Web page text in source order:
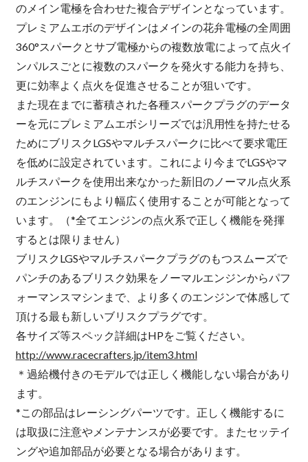
のメイン電極を合わせた複合デザインとなっています。
プレミアムエボのデザインはメインの花弁電極の全周囲
360°スパークとサブ電極からの複数放電によって点火イ
ンパルスごとに複数のスパークを発火する能力を持ち、
更に効率よく点火を促進させることが狙いです。
また現在までに蓄積された各種スパークプラグのデータ
ーを元にプレミアムエボシリーズでは汎用性を持たせる
ためにブリスクLGSやマルチスパークに比べて要求電圧
を低めに設定されています。これにより今までLGSやマ
ルチスパークを使用出来なかった新旧のノーマル点火系
のエンジンにもより幅広く使用することが可能となって
います。（*全てエンジンの点火系で正しく機能を発揮
するとは限りません）
ブリスクLGSやマルチスパークプラグのもつスムーズで
パンチのあるブリスク効果をノーマルエンジンからパフ
ォーマンスマシンまで、より多くのエンジンで体感して
頂ける最も新しいブリスクプラグです。
各サイズ等スペック詳細はHPをご覧ください。
http://www.racecrafters.jp/item3.html
＊過給機付きのモデルでは正しく機能しない場合があり
ます。
*この部品はレーシングパーツです。正しく機能するに
は取扱に注意やメンテナンスが必要です。またセッテイ
ングや追加部品が必要となる場合があります。